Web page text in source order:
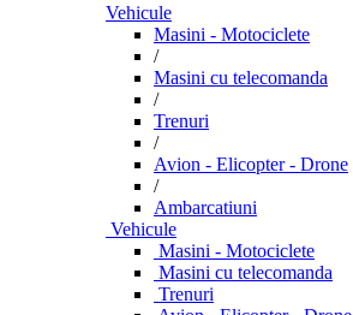
Vehicule
Masini - Motociclete
/
Masini cu telecomanda
/
Trenuri
/
Avion - Elicopter - Drone
/
Ambarcatiuni
Vehicule
Masini - Motociclete
Masini cu telecomanda
Trenuri